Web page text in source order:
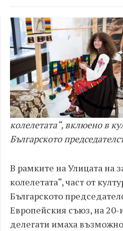
колелетата“, вклюено в
Българското
В рамките на Улицата на
колелетата“, част от
Българското
Европейския съюз, на
делегати имаха